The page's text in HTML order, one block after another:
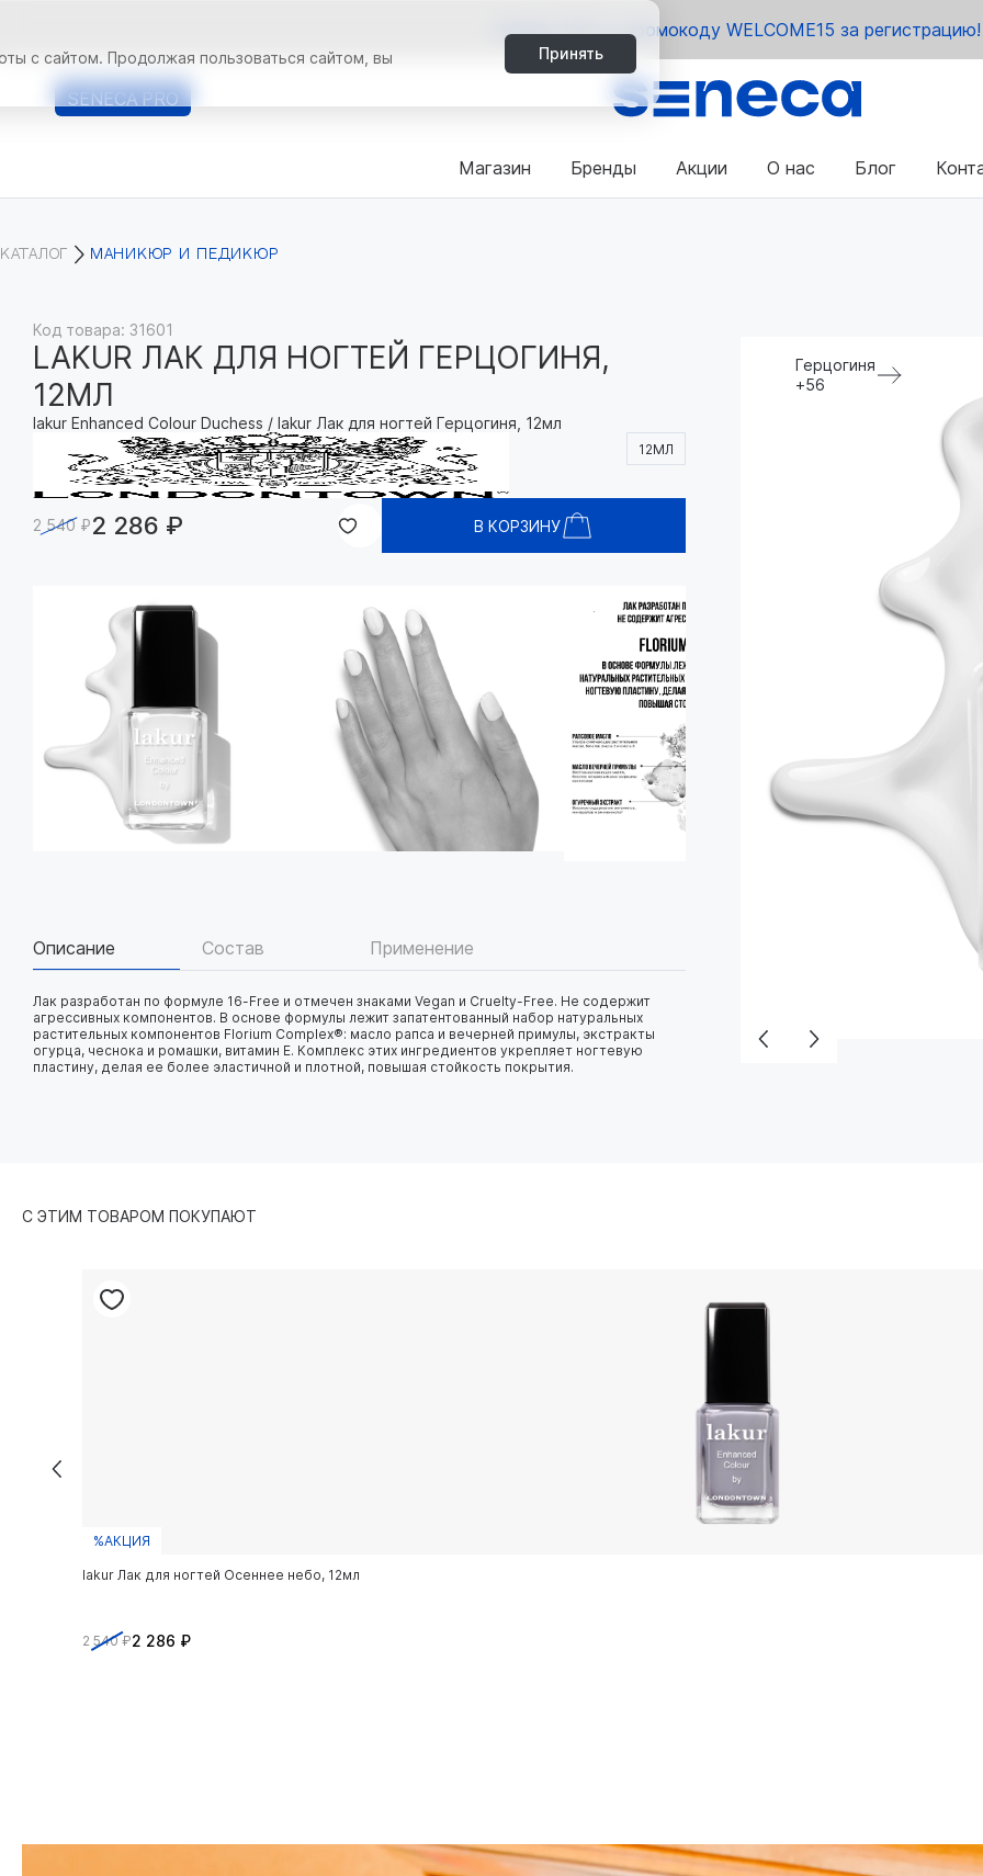
Скидка 15% по промокоду WELCOME15 за регистрацию!
SENECA PRO
Магазин Бренды Акции О нас Блог
КАТАЛОГ МАНИКЮР И ПЕДИКЮР
Код товара: 31601
LAKUR ЛАК ДЛЯ НОГТЕЙ ГЕРЦОГИНЯ,
12МЛ
lakur Enhanced Colour Duchess / lakur Лак для ногтей Герцогиня, 12мл
12МЛ
2 540 ₽2 286 ₽ В КОРЗИНУ
Описание Состав Применение
Лак разработан по формуле 16-Free и отмечен знаками Vegan и Cruelty-Free. Не содержит
агрессивных компонентов. В основе формулы лежит запатентованный набор натуральных
растительных компонентов Florium Complex®: масло рапса и вечерней примулы, экстракты
огурца, чеснока и ромашки, витамин E. Комплекс этих ингредиентов укрепляет ногтевую
пластину, делая ее более эластичной и плотной, повышая стойкость покрытия.
Герцогиня
+56
С ЭТИМ ТОВАРОМ ПОКУПАЮТ
%АКЦИЯ
lakur Лак для ногтей Осеннее небо, 12мл
2 540 ₽2 286 ₽
с сайтом. Продолжая пользоваться сайтом, вы Принять